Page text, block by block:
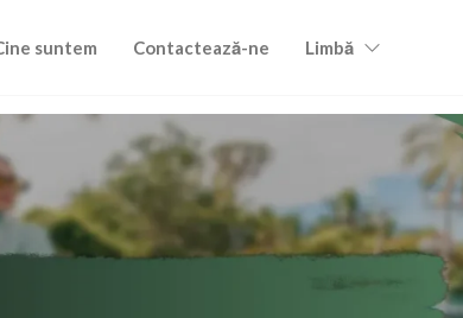
suntem Contactează-ne Limbă